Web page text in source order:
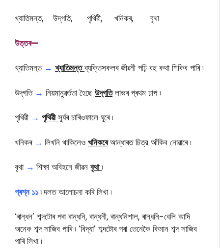
খ্যাতিমন্ত, উদ্‌গতি, পৃথিৱী, খনিকৰ, বৃথা
উত্তৰ—
খ্যাতিমন্ত → খ্যাতিমন্ত ব্যক্তিসকলৰ জীৱনী পঢ়ি বহু কথা শিকিব পাৰি ৷
উদ্‌গতি → নিয়মানুৱৰ্ততা হৈছে উদ্‌গতিলাভৰ প্ৰথম ঢাপ ৷
পৃথিৱী → পৃথিৱী সূৰ্যৰ চাৰিওফালে ঘূৰে ৷
খনিকৰ → লিখনি থাকিলেও খনিকৰেআন্ধাৰত চিত্র আঁকিব নােৱাৰে ৷
বৃথা → শিক্ষা অবিহনে জীৱন বৃথা ৷
প্ৰশ্ন ১১ ৷দলত আলোচনা কৰি লিখা ৷
‘ৰান্ধন’ শব্দটোৰ পৰা ৰান্ধনি, ৰান্ধনী, ৰান্ধনিশাল, ৰান্ধনি-বেলি আদি
অনেক শব্দ সাজিব পাৰি ৷ ‘বিদ্যা’ শব্দটোৰ পৰা তেনেকৈ কিমান শব্দ সাজিব
পাৰি লিখা ৷